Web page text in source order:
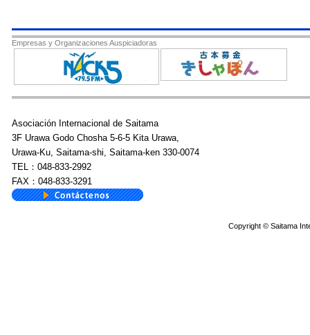
Empresas y Organizaciones Auspiciadoras
Asociación Internacional de Saitama
3F Urawa Godo Chosha 5-6-5 Kita Urawa,
Urawa-Ku, Saitama-shi, Saitama-ken 330-0074
TEL：048-833-2992
FAX：048-833-3291
Copyright © Saitama